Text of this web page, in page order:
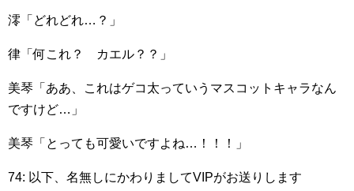
澪「どれどれ…？」
律「何これ？ カエル？？」
美琴「ああ、これはゲコ太っていうマスコットキャラなん
ですけど…」
美琴「とっても可愛いですよね…！！！」
74: 以下、名無しにかわりましてVIPがお送りします